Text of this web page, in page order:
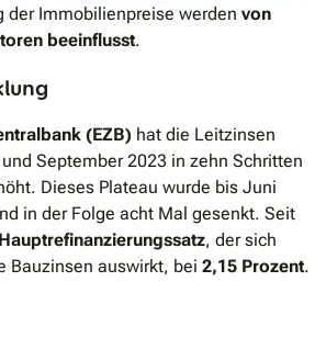
der Immobilienpreise werden von
beeinflusst.
(EZB) hat die Leitzinsen
September 2023 in zehn Schritten
Dieses Plateau wurde bis Juni
in der Folge acht Mal gesenkt. Seit
Hauptrefinanzierungssatz, der sich
Bauzinsen auswirkt, bei 2,15 Prozent.